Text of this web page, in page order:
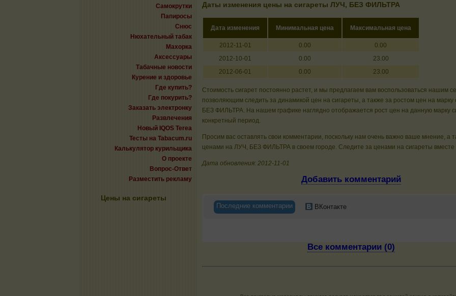
Самокрутки
Папиросы
Снюс
Нюхательный табак
Махорка
Аксессуары
Табачные новости
Курение и здоровье
Где купить?
Где покурить?
Заказать электронку
Развлечения
Новый IQOS Terea
Тесты на Tabacum.ru
Калькулятор курильщика
О проекте
Вопрос-Ответ
Разместить рекламу
Цены на сигареты
Даты изменения цены на сигареты ЛУЧ, БЕЗ ФИЛЬТРА
Дата изменения Минимальная цена Максимальная цена
2012-11-01 0.00
0.00
2012-10-01
0.00
23.00
2012-06-01
0.00 23.00
Стоимость сигарет постоянно растет, и мы предлагаем вам воспользоваться нашим
позволяющим следить за динамикой цен на сигареты, а также за ростом цен на марку
БЕЗ ФИЛЬТРА. На нашем графике наглядно отображается рост цен на данную марку
конкретный период.
Просим вас оставлять свои комментарии, поскольку нам очень важно ваше мнение, а
ценами на ЛУЧ, БЕЗ ФИЛЬТРА в своем городе. Следите за ценами на сигареты вместе
Дата обновления: 2012-11-01
Добавить комментарий
Последние комментарии ВКонтакте
Все комментарии (0)